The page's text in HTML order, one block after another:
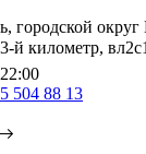
городской
й километр, вл2с1
504 88 13